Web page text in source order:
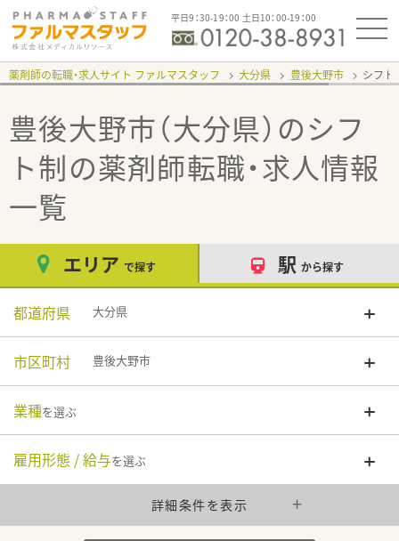
平日9：30-19：00 土日10：00-19：00
薬剤師の転職・求人サイト ファルマスタッフ 大分県 豊後大野市 シフ
豊後大野市（大分県）のシフ
ト制の薬剤師転職・求人情報
一覧
エリア で探す 駅 から探す
都道府県 大分県
市区町村 豊後大野市
業種を選ぶ
雇用形態 / 給与を選ぶ
詳細条件を表示